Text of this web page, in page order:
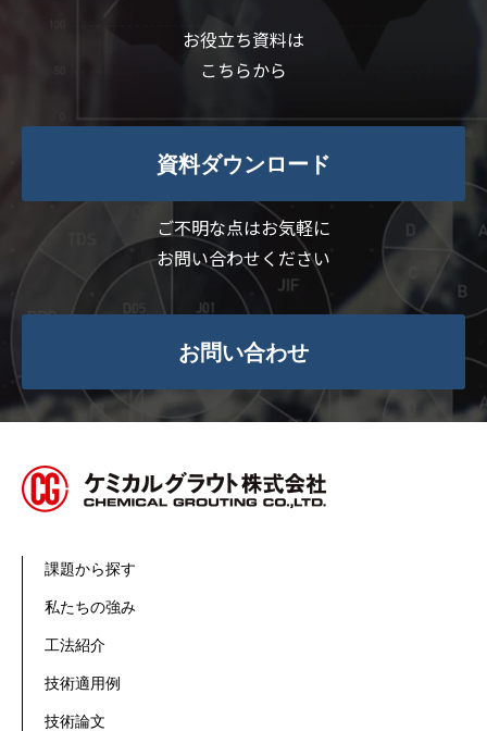
お役立ち資料は
こちらから
資料ダウンロード
ご不明な点はお気軽に
お問い合わせください
お問い合わせ
課題から探す
私たちの強み
工法紹介
技術適用例
技術論文